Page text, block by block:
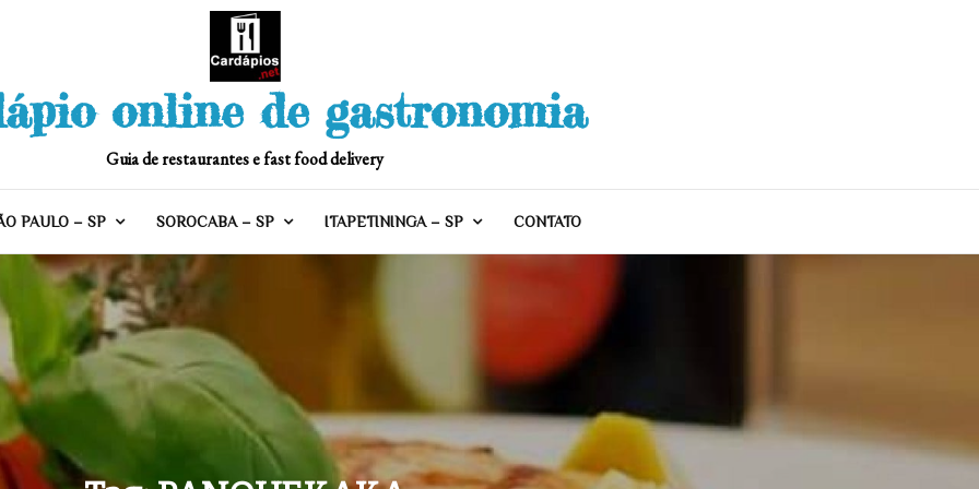
online de gastronomia
Guia de restaurantes e fast food delivery
PAULO – SP SOROCABA – SP ITAPETININGA – SP CONTATO